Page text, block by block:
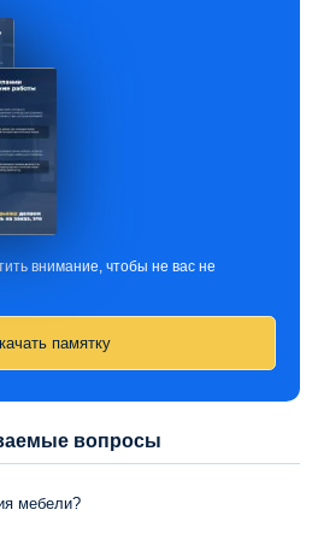
внимание, чтобы не вас не
памятку
вопросы
мебели?